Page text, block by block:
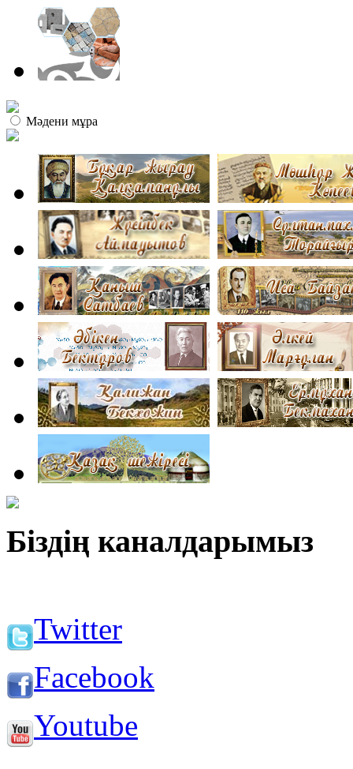
Мәдени мұра
Біздің каналдарымыз
Twitter
Facebook
Youtube